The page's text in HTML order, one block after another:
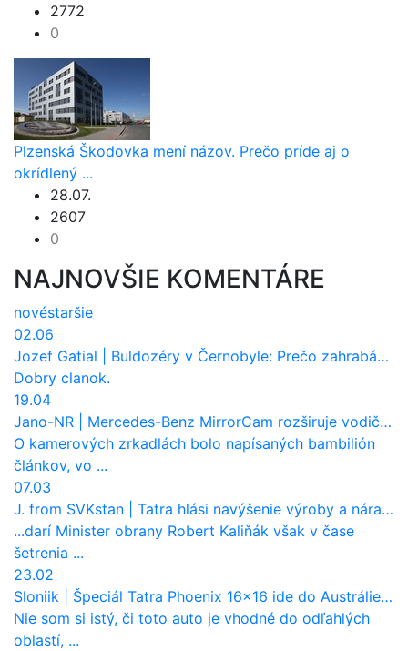
2772
0
Plzenská Škodovka mení názov. Prečo príde aj o
okrídlený ...
28.07.
2607
0
NAJNOVŠIE KOMENTÁRE
novéstaršie
02.06
Jozef Gatial
Buldozéry v Černobyle: Prečo zahrabávali Červený les pod zem?
Dobry clanok.
19.04
Jano-NR
Mercedes-Benz MirrorCam rozširuje vodičovi výhľad a uberá autobusom odpor vzduchu
O kamerových zrkadlách bolo napísaných bambilión
článkov, vo ...
07.03
J. from SVKstan
Tatra hlási navýšenie výroby a nárast tržieb. Ktorí odberatelia sú kľúčoví?
...darí Minister obrany Robert Kaliňák však v čase
šetrenia ...
23.02
Sloniik
Špeciál Tatra Phoenix 16×16 ide do Austrálie. Na čo bude slúžiť?
Nie som si istý, či toto auto je vhodné do odľahlých
oblastí, ...